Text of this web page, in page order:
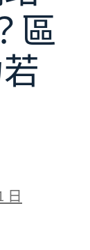
區
日